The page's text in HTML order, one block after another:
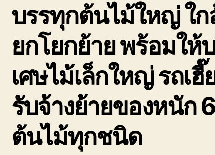
บรรทุกต้นไม้ใหญ่ ใ
ยกโยกย้าย พร้อมให้
เศษไม้เล็กใหญ่ รถเฮี๊
รับจ้างย้ายของหนัก
ต้นไม้ทุกชนิด